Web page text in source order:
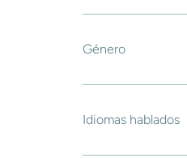
Género
Idiomas hablados